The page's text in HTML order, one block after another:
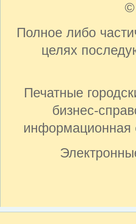
Полное либо
целях
Печатные
бизнес-
информационная